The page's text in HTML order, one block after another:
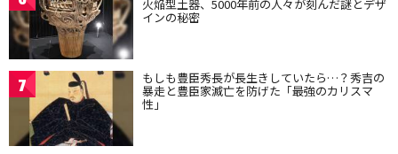
火焔型土器、5000年前の人々が刻んだ謎とデザ
インの秘密
7 もしも豊臣秀長が長生きしていたら…？秀吉の
暴走と豊臣家滅亡を防げた「最強のカリスマ
性」